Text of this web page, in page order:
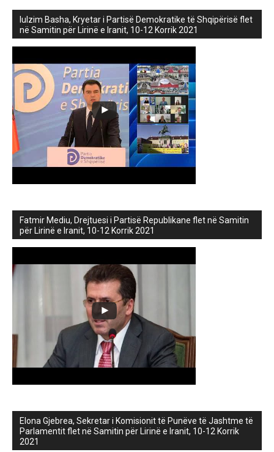
lulzim Basha, Kryetar i Partisë Demokratike të Shqipërisë flet
në Samitin për Lirinë e Iranit, 10-12 Korrik 2021
Fatmir Mediu, Drejtuesi i Partisë Republikane flet në Samitin
për Lirinë e Iranit, 10-12 Korrik 2021
Elona Gjebrea, Sekretar i Komisionit të Punëve të Jashtme të
Parlamentit flet në Samitin për Lirinë e Iranit, 10-12 Korrik
2021